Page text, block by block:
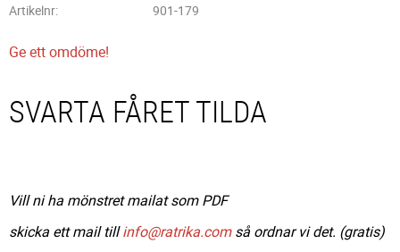
Artikelnr
901-179
Ge ett omdöme!
SVARTA FÅRET TILDA
Vill ni ha mönstret mailat som PDF
skicka ett mail tillinfo@ratrika.comså ordnar vi det. (gratis)